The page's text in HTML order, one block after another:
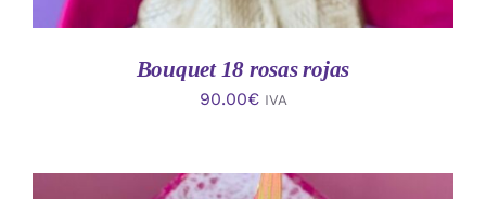
Bouquet 18 rosas rojas
90.00€ IVA